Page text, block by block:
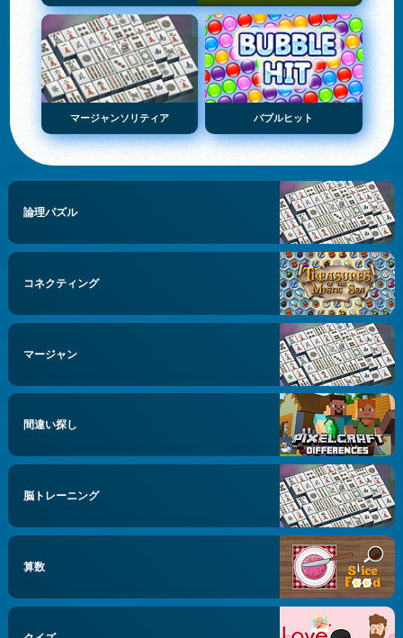
マージャンソリティア バブルヒット
論理パズル
コネクティング
マージャン
間違い探し
脳トレーニング
算数